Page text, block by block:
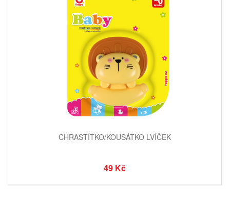
CHRASTÍTKO/KOUSÁTKO LVÍČEK
49 Kč